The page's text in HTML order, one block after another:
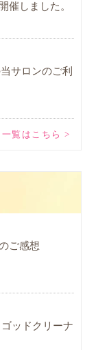
催しました。
サロンのご利
一覧はこちら >
ご感想
ッドクリーナ